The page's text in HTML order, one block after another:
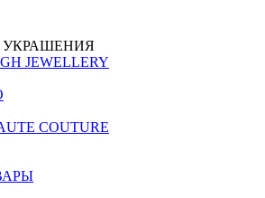
JEWELLERY
COUTURE